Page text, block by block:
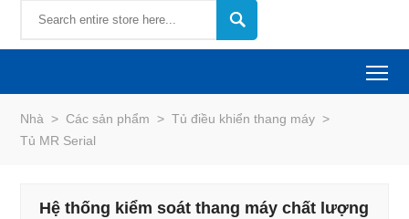

Nhà > Các sản phẩm > Tủ điều khiển thang máy >
Tủ MR Serial
Hệ thống kiểm soát thang máy chất lượng